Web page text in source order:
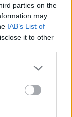
parties on the
may
IAB’s List of
it to other